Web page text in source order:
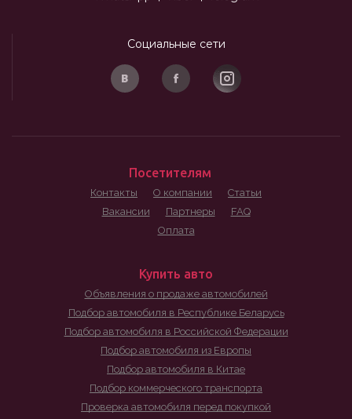
Социальные сети
Посетителям
Контакты О компании
Статьи
Вакансии
Партнеры
FAQ
Оплата
Купить авто
Объявления о продаже автомобилей
Подбор автомобиля в Республике Беларусь
Подбор автомобиля в Российской Федерации
Подбор автомобиля из Европы
Подбор автомобиля в Китае
Подбор коммерческого транспорта
Проверка автомобиля перед покупкой